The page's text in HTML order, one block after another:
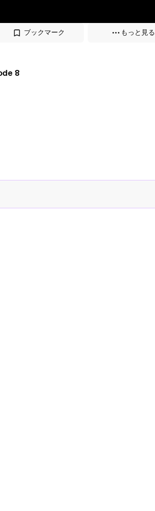
ブックマーク もっと見る
8